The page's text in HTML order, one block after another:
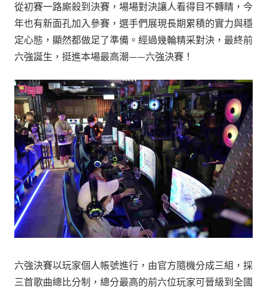
從初賽一路廝殺到決賽，場場對決讓人看得目不轉睛，今
年也有新面孔加入參賽，選手們展現長期累積的實力與穩
定心態，顯然都做足了準備。經過幾輪精采對決，最終前
六強誕生，挺進本場最高潮——六強決賽！
六強決賽以玩家個人帳號進行，由官方隨機分成三組，採
三首歌曲總比分制，總分最高的前六位玩家可晉級到全國